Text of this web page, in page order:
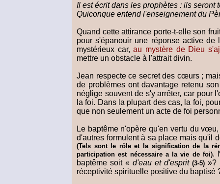
Il est écrit dans les prophètes : ils seront
Quiconque entend l'enseignement du
Quand cette attirance porte-t-elle son
pour s'épanouir une réponse active
mystérieux car,au mystère de Dieu
mettre un obstacle à l'attrait divin.
Jean respecte ce secret des cœurs ;
de problèmes ont davantage retenu
néglige souvent de s'y arrêter, car pour
la foi. Dans la plupart des cas, la foi,
que non seulement un acte de foi
Le baptême n'opère qu'en vertu du
d'autres formulent à sa place mais qu'il
(Tels sont le rôle et la signification de la
participation est nécessaire a la vie de foi).
baptême soit «d'eau et d'esprit (3-5)»?
réceptivité spirituelle positive du baptisé